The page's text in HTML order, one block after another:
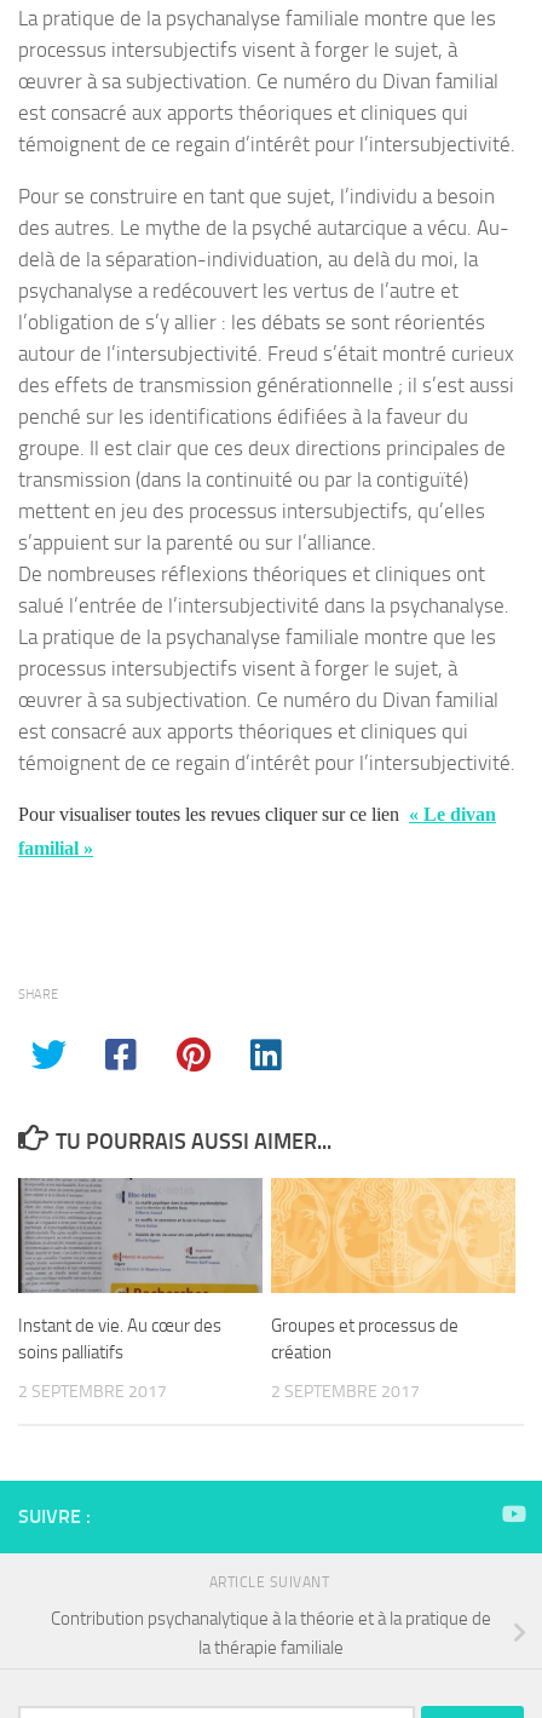
La pratique de la psychanalyse familiale montre que les
processus intersubjectifs visent à forger le sujet, à
œuvrer à sa subjectivation. Ce numéro du Divan familial
est consacré aux apports théoriques et cliniques qui
témoignent de ce regain d’intérêt pour l’intersubjectivité.
Pour se construire en tant que sujet, l’individu a besoin
des autres. Le mythe de la psyché autarcique a vécu. Au-
delà de la séparation-individuation, au delà du moi, la
psychanalyse a redécouvert les vertus de l’autre et
l’obligation de s’y allier : les débats se sont réorientés
autour de l’intersubjectivité. Freud s’était montré curieux
des effets de transmission générationnelle ; il s’est aussi
penché sur les identifications édifiées à la faveur du
groupe. Il est clair que ces deux directions principales de
transmission (dans la continuité ou par la contiguïté)
mettent en jeu des processus intersubjectifs, qu’elles
s’appuient sur la parenté ou sur l’alliance.
De nombreuses réflexions théoriques et cliniques ont
salué l’entrée de l’intersubjectivité dans la psychanalyse.
La pratique de la psychanalyse familiale montre que les
processus intersubjectifs visent à forger le sujet, à
œuvrer à sa subjectivation. Ce numéro du Divan familial
est consacré aux apports théoriques et cliniques qui
témoignent de ce regain d’intérêt pour l’intersubjectivité.
Pour visualiser toutes les revues cliquer sur ce lien « Le divan
familial »
SHARE
TU POURRAIS AUSSI AIMER...
Instant de vie. Au cœur des
soins palliatifs
2 SEPTEMBRE 2017
Groupes et processus de
création
2 SEPTEMBRE 2017
SUIVRE :
ARTICLE SUIVANT
Contribution psychanalytique à la théorie et à la pratique de
la thérapie familiale